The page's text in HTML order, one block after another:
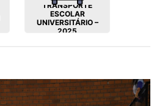
TRANSPORTE
ESCOLAR
UNIVERSITÁRIO –
2025